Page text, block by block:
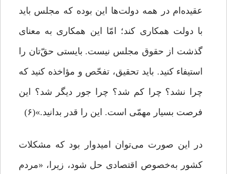
عقیده‌ام در همه‌ دولت‌ها این بوده که مجلس باید
با دولت همکاری کند؛ امّا این همکاری به معنای
گذشت از حقوق مجلس نیست. بایستی حقّ‌تان را
استیفاء کنید. باید تحقیق، تفحّص و مؤاخذه کنید که
چرا نشد؟ چرا کم شد؟ چرا جور دیگر شد؟ این
فرصت بسیار مهمّی است. این را قدر بدانید.»(۶)
در این صورت می‌توان امیدوار بود که مشکلات
کشور به‌خصوص اقتصادی حل شود، زیرا، «مردم